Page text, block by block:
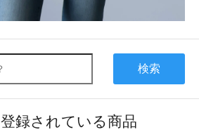
検索
登録されている商品